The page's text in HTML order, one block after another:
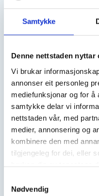
Samtykke
Denne nettstaden nyttar
Vi brukar
annonser eit personleg
mediefunksjonar og for å
samtykke delar vi
nettstaden vår, med
medier, annonsering og
kombinere den med
tilgjengeleg for dei, eller
bruken din av tenestene
Selection
Nødvendig
Nettvett/
Scenetrening
Personleg
Musikk
Drama/
Kunst/
Personleg
Rom-/klevask
Bedriftsbesøk